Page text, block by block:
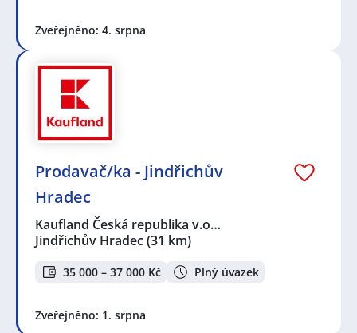
Zveřejněno: 4. srpna
Prodavač/ka - Jindřichův
Hradec
Kaufland Česká republika v.o…
Jindřichův Hradec(31 km)
35 000 – 37 000 Kč Plný úvazek
Zveřejněno: 1. srpna